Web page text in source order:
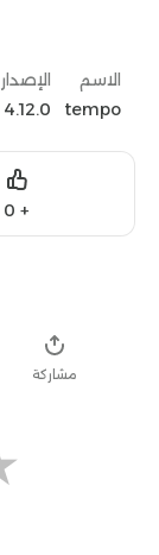
الاسم
tempo
الإصدار
4.12.0
+
0
مشاركة